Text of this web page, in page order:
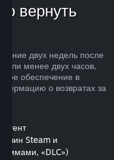
вернуть
двух недель после
менее двух часов,
обеспечение в
о возвратах за
Steam и
«DLC»)